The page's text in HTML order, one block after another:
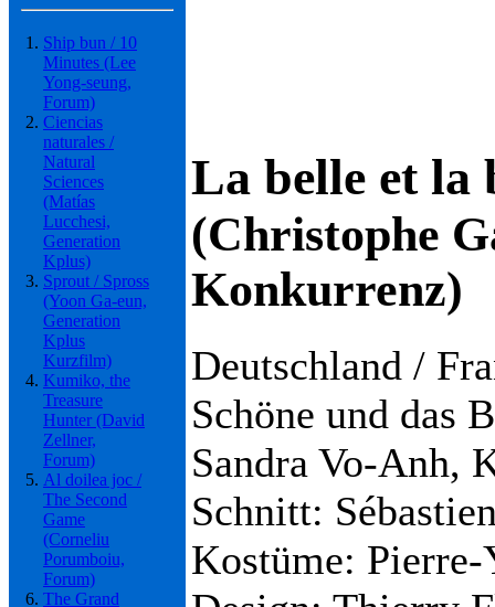
Ship bun / 10
Minutes (Lee
Yong-seung,
Forum)
Ciencias
naturales /
Natural
Sciences
(Matías
Lucchesi,
Generation
Kplus)
Sprout / Spross
(Yoon Ga-eun,
Generation
Kplus
Kurzfilm)
Kumiko, the
Treasure
Hunter (David
Zellner,
Forum)
Al doilea joc /
The Second
Game
(Corneliu
Porumboiu,
Forum)
The Grand
La belle et la
(Christophe
Konkurrenz)
Deutschland /
Schöne und das
Sandra Vo-Anh,
Schnitt:
Kostüme: